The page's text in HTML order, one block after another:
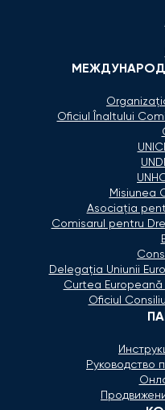
Oficiul Înaltului
Misiunea
Asociaţia
Comisarul pentru
Delegaţia Uniunii
Curtea
Oficiul
Руководство